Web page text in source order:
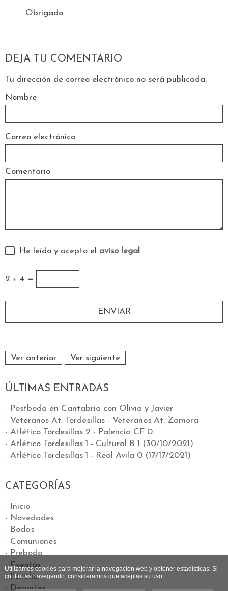
Obrigado.
DEJA TU COMENTARIO
Tu dirección de correo electrónico no será publicada.
Nombre
Correo electrónico
Comentario
He leído y acepto el aviso legal .
2 + 4 =
Ver anterior Ver siguiente
ÚLTIMAS ENTRADAS
- Postboda en Cantabria con Olivia y Javier
- Veteranos At. Tordesillas - Veteranos At. Zamora
- Atlético Tordesillas 2 - Palencia CF 0
- Atlético Tordesillas 1 - Cultural B 1 (30/10/2021)
- Atlético Tordesillas 1 - Real Avila 0 (17/17/2021)
CATEGORÍAS
- Inicio
- Novedades
- Bodas
- Comuniones
- Preboda
- Eventos
- Familia
- Deportes
Utilizamos cookies para mejorar la navegación web y obtener estadísticas. Si
continuas navegando, consideramos que aceptas su uso.